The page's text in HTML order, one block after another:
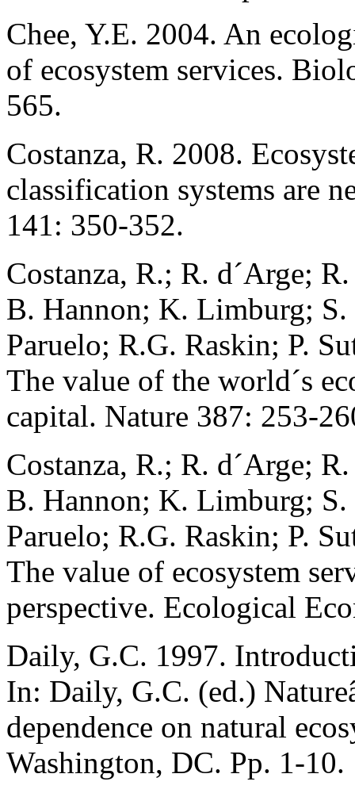
Chee, Y.E. 2004. An
of ecosystem services.
565.
Costanza, R. 2008.
classification systems are
141: 350-352.
Costanza, R.; R. d´Arge;
B. Hannon; K. Limburg;
Paruelo; R.G. Raskin; P.
The value of the world´s
capital. Nature 387: 253-
Costanza, R.; R. d´Arge;
B. Hannon; K. Limburg;
Paruelo; R.G. Raskin; P.
The value of ecosystem
perspective. Ecological
Daily, G.C. 1997.
In: Daily, G.C. (ed.)
dependence on natural
Washington, DC. Pp. 1-10.